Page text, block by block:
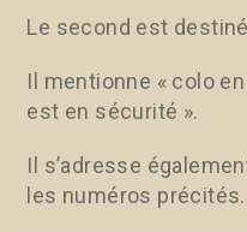
Le second est
Il mentionne « colo
est en sécurité ».
Il s’adresse
les numéros précités.